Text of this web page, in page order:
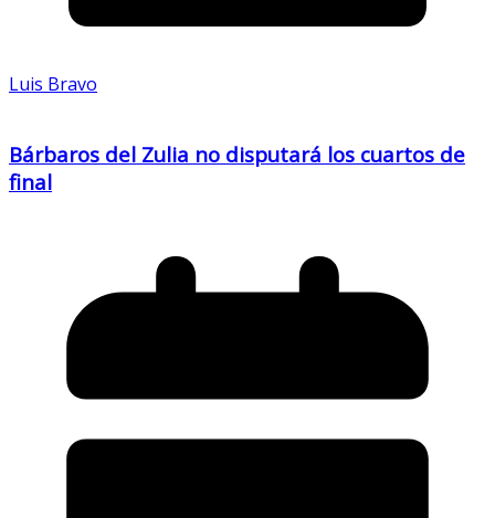
Luis Bravo
Bárbaros del Zulia no disputará los cuartos de
final